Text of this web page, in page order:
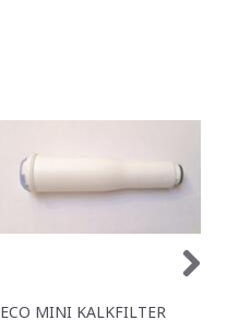
ECO MINI KALKFILTER